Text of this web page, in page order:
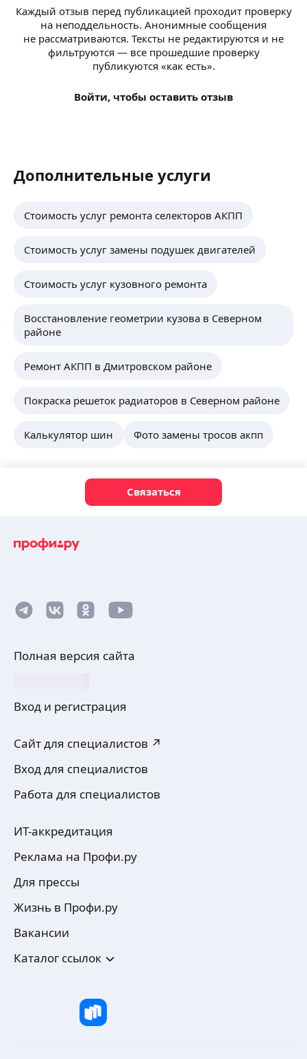
Каждый отзыв перед публикацией проходит проверку
на неподдельность. Анонимные сообщения
не рассматриваются. Тексты не редактируются и не
фильтруются — все прошедшие проверку
публикуются «как есть».
Войти, чтобы оставить отзыв
Дополнительные услуги
Стоимость услуг ремонта селекторов АКПП
Стоимость услуг замены подушек двигателей
Стоимость услуг кузовного ремонта
Восстановление геометрии кузова в Северном
районе
Ремонт АКПП в Дмитровском районе
Покраска решеток радиаторов в Северном районе
Калькулятор шин Фото замены тросов акпп
Связаться
Полная версия сайта
Вход и регистрация
Сайт для специалистов ↗
Вход для специалистов
Работа для специалистов
ИТ-аккредитация
Реклама на Профи.ру
Для прессы
Жизнь в Профи.ру
Вакансии
Каталог ссылок